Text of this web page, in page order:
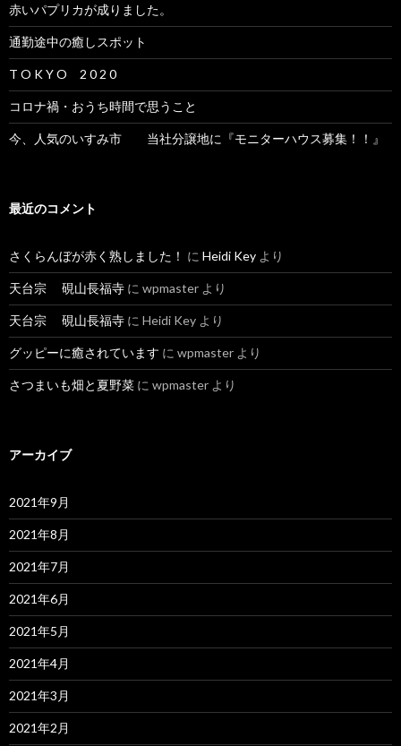
赤いパプリカが成りました。
通勤途中の癒しスポット
T O K Y O 2 0 2 0
コロナ禍・おうち時間で思うこと
今、人気のいすみ市 当社分譲地に『モニターハウス募集！！』
最近のコメント
さくらんぼが赤く熟しました！ に Heidi Key より
天台宗 硯山長福寺 に wpmaster より
天台宗 硯山長福寺 に Heidi Key より
グッピーに癒されています に wpmaster より
さつまいも畑と夏野菜 に wpmaster より
アーカイブ
2021年9月
2021年8月
2021年7月
2021年6月
2021年5月
2021年4月
2021年3月
2021年2月